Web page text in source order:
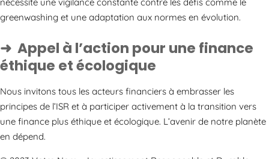
nécessite une vigilance constante contre les défis comme le
greenwashing et une adaptation aux normes en évolution.
Appel à l’action pour une finance
éthique et écologique
Nous invitons tous les acteurs financiers à embrasser les
principes de l’ISR et à participer activement à la transition vers
une finance plus éthique et écologique. L’avenir de notre planète
en dépend.